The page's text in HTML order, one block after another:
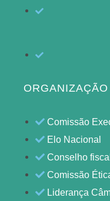
ORGANIZAÇÃO
Comissão
Elo Nacional
Conselho fiscal
Comissão
Liderança